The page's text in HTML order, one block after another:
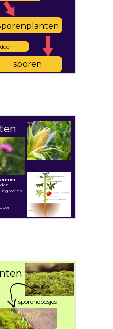
sporen
sporendoosjes